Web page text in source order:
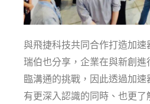
與飛捷科技共同合作打造加速
瑞伯也分享，企業在與新創
臨溝通的挑戰，因此透過加
有更深入認識的同時、也更